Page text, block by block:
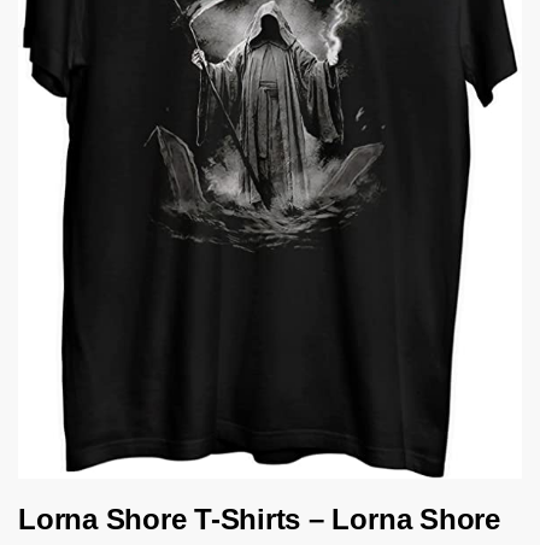
Lorna Shore T-Shirts – Lorna Shore